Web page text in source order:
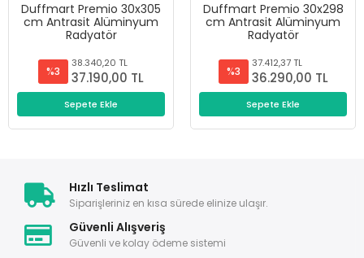
Duffmart Premio 30x305
cm Antrasit Alüminyum
Radyatör
%3
38.340,20 TL
37.190,00 TL
Sepete Ekle
Duffmart Premio 30x298
cm Antrasit Alüminyum
Radyatör
%3
37.412,37 TL
36.290,00 TL
Sepete Ekle
Hızlı Teslimat
Siparişleriniz en kısa sürede elinize ulaşır.
Güvenli Alışveriş
Güvenli ve kolay ödeme sistemi